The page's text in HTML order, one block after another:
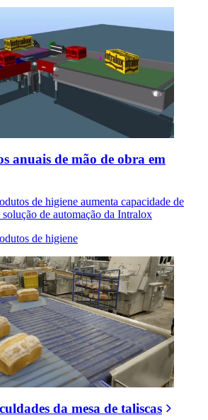
anuais de mão de obra em
de higiene aumenta capacidade de
de automação da Intralox
de higiene
da mesa de taliscas